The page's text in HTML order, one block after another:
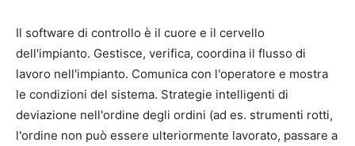
Il software di controllo è il cuore e il cervello
dell'impianto. Gestisce, verifica, coordina il flusso di
lavoro nell'impianto. Comunica con l'operatore e mostra
le condizioni del sistema. Strategie intelligenti di
deviazione nell'ordine degli ordini (ad es. strumenti rotti,
l'ordine non può essere ulteriormente lavorato, passare a